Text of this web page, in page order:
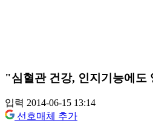
"심혈관 건강, 인지기능에도
입력 2014-06-15 13:14
선호매체 추가